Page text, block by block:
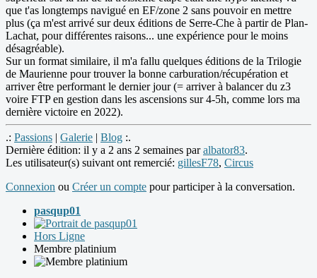
que t'as longtemps navigué en EF/zone 2 sans pouvoir en mettre
plus (ça m'est arrivé sur deux éditions de Serre-Che à partir de Plan-
Lachat, pour différentes raisons... une expérience pour le moins
désagréable).
Sur un format similaire, il m'a fallu quelques éditions de la Trilogie
de Maurienne pour trouver la bonne carburation/récupération et
arriver être performant le dernier jour (= arriver à balancer du z3
voire FTP en gestion dans les ascensions sur 4-5h, comme lors ma
dernière victoire en 2022).
.: Passions | Galerie | Blog :.
Dernière édition: il y a 2 ans 2 semaines paralbator83.
Les utilisateur(s) suivant ont remercié: gillesF78, Circus
Connexion ou Créer un compte pour participer à la conversation.
pasqup01
Hors Ligne
Membre platinium